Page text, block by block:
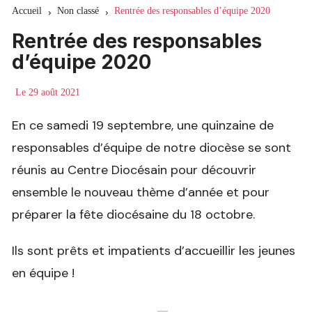
Accueil Non classé Rentrée des responsables d’équipe 2020
Rentrée des responsables
d’équipe 2020
Le29 août 2021
En ce samedi 19 septembre, une quinzaine de
responsables d’équipe de notre diocèse se sont
réunis au Centre Diocésain pour découvrir
ensemble le nouveau thème d’année et pour
préparer la fête diocésaine du 18 octobre.
Ils sont prêts et impatients d’accueillir les jeunes
en équipe !